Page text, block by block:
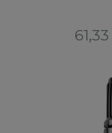
61,33